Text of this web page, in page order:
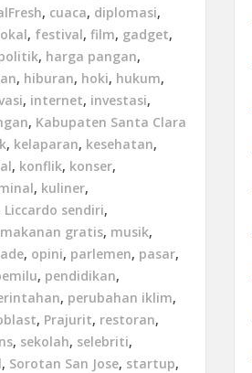
, cuaca, diplomasi,
, festival, film, gadget,
, harga pangan,
, hiburan, hoki, hukum,
, internet, investasi,
, Kabupaten Santa Clara
, kelaparan, kesehatan,
, konflik, konser,
, kuliner,
Liccardo sendiri,
makanan gratis, musik,
, opini, parlemen, pasar,
, pendidikan,
, perubahan iklim,
, Prajurit, restoran,
, sekolah, selebriti,
, Sorotan San Jose, startup,